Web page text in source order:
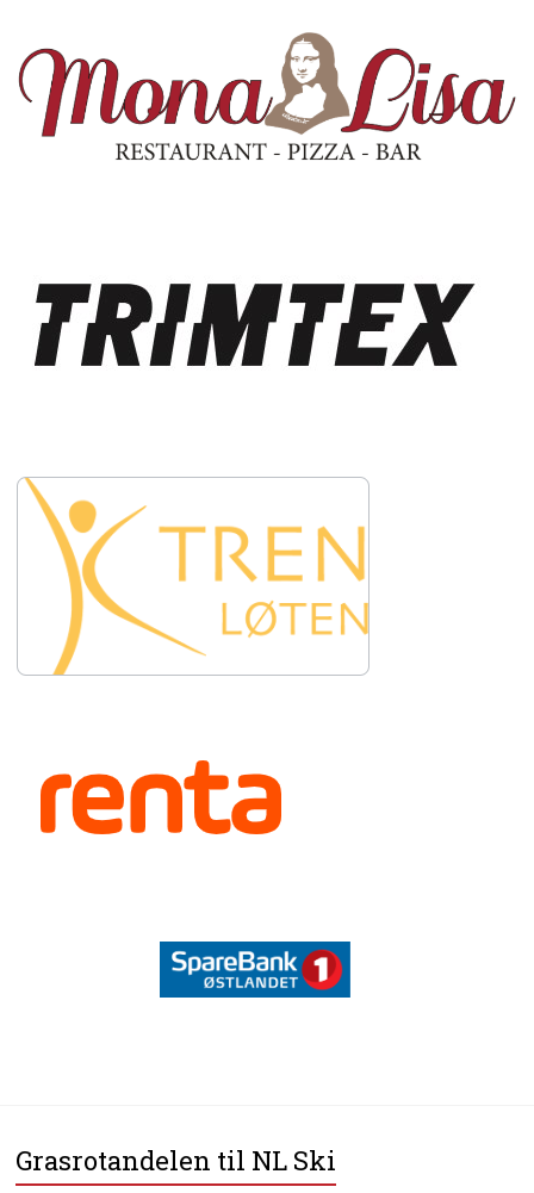
Grasrotandelen til NL Ski